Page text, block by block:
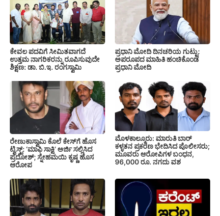
ಕೇವಲ ಪದವಿಗೆ ಸೀಮಿತವಾಗದೆ
ಉತ್ತಮ ನಾಗರಿಕರನ್ನು ರೂಪಿಸುವುದೇ
ಶಿಕ್ಷಣ: ಡಾ. ಬಿ.ಇ. ರಂಗಸ್ವಾಮಿ
ಪ್ರಧಾನಿ ಮೋದಿ ದಿನಚರಿಯ ಗುಟ್ಟು:
ಅಪರೂಪದ ಮಾಹಿತಿ ಹಂಚಿಕೊಂಡ
ಪ್ರಧಾನಿ ಮೋದಿ
ರೇಣುಕಾಸ್ವಾಮಿ ಕೊಲೆ ಕೇಸ್‌ಗೆ ಹೊಸ
ಟ್ವಿಸ್ಟ್: ‘ಮಾಫಿ ಸಾಕ್ಷಿ’ ಅರ್ಜಿ ಸಲ್ಲಿಸಿದ
ಪ್ರದೋಶ್; ಸ್ನೇಹಮಯಿ ಕೃಷ್ಣ ಹೊಸ
ಆರೋಪ
ಮೊಳಕಾಲ್ಮೂರು: ಮಾರುತಿ ಬಾರ್
ಕಳ್ಳತನ ಪ್ರಕರಣ ಭೇದಿಸಿದ ಪೊಲೀಸರು;
ಮೂವರು ಆರೋಪಿಗಳ ಬಂಧನ,
96,000 ರೂ. ನಗದು ವಶ